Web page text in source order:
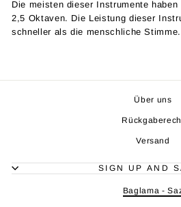
Die meisten dieser Instrumente
2,5 Oktaven. Die Leistung dieser
schneller als die menschliche Stimme.
Über uns
Versand
SIGN UP AND
Baglama -